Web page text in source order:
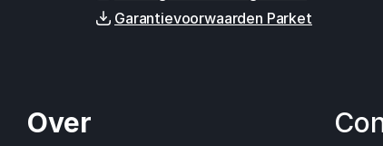
Garantievoorwaarden Parket
Over